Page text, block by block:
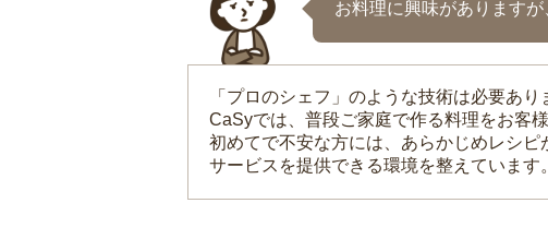
お料理に興味があります
「プロのシェフ」のような技術は必要あり
CaSyでは、普段ご家庭で作る料理をお客
初めてで不安な方には、あらかじめレシ
サービスを提供できる環境を整えています。